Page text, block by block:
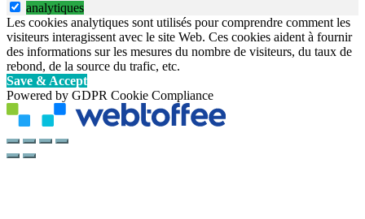
analytiques
Les cookies analytiques sont utilisés pour comprendre comment les
visiteurs interagissent avec le site Web. Ces cookies aident à fournir
des informations sur les mesures du nombre de visiteurs, du taux de
rebond, de la source du trafic, etc.
Save & Accept
Powered by GDPR Cookie Compliance